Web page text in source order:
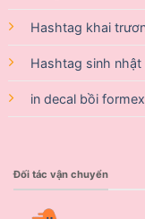
Hashtag khai
Hashtag sinh nhật
in decal bồi formex
Đối tác vận chuyển